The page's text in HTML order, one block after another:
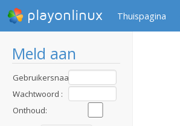
playonlinux Thuispagina
Meld aan
Gebruikersnaam
:Wachtwoord :
Onthoud: